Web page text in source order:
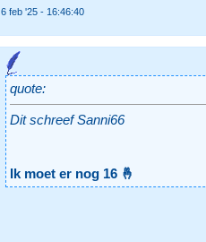
6 feb '25 - 16:46:40
quote:
Dit schreef Sanni66
Ik moet er nog 16 🤞